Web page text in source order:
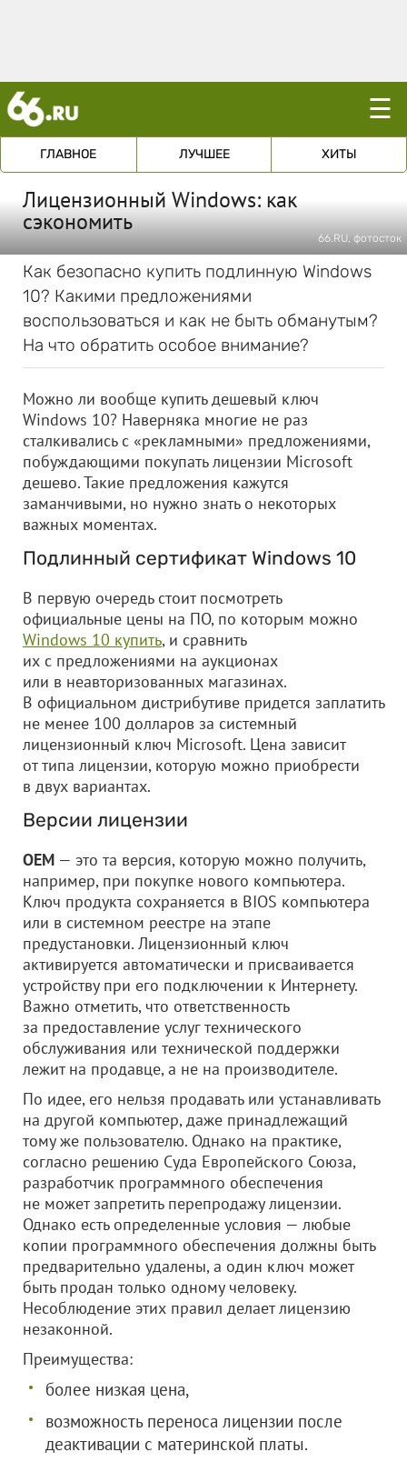
☰
ГЛАВНОЕ ЛУЧШЕЕ ХИТЫ
Лицензионный Windows: как
сэкономить
66.RU, фотосток
Как безопасно купить подлинную Windows
10? Какими предложениями
воспользоваться и как не быть обманутым?
На что обратить особое внимание?
Можно ли вообще купить дешевый ключ
Windows 10? Наверняка многие не раз
сталкивались с «рекламными» предложениями,
побуждающими покупать лицензии Microsoft
дешево. Такие предложения кажутся
заманчивыми, но нужно знать о некоторых
важных моментах.
Подлинный сертификат Windows 10
В первую очередь стоит посмотреть
официальные цены на ПО, по которым можно
Windows 10 купить, и сравнить
их с предложениями на аукционах
или в неавторизованных магазинах.
В официальном дистрибутиве придется заплатить
не менее 100 долларов за системный
лицензионный ключ Microsoft. Цена зависит
от типа лицензии, которую можно приобрести
в двух вариантах.
Версии лицензии
ОЕМ — это та версия, которую можно получить,
например, при покупке нового компьютера.
Ключ продукта сохраняется в BIOS компьютера
или в системном реестре на этапе
предустановки. Лицензионный ключ
активируется автоматически и присваивается
устройству при его подключении к Интернету.
Важно отметить, что ответственность
за предоставление услуг технического
обслуживания или технической поддержки
лежит на продавце, а не на производителе.
По идее, его нельзя продавать или устанавливать
на другой компьютер, даже принадлежащий
тому же пользователю. Однако на практике,
согласно решению Суда Европейского Союза,
разработчик программного обеспечения
не может запретить перепродажу лицензии.
Однако есть определенные условия — любые
копии программного обеспечения должны быть
предварительно удалены, а один ключ может
быть продан только одному человеку.
Несоблюдение этих правил делает лицензию
незаконной.
Преимущества:
более низкая цена,
возможность переноса лицензии после
деактивации с материнской платы.